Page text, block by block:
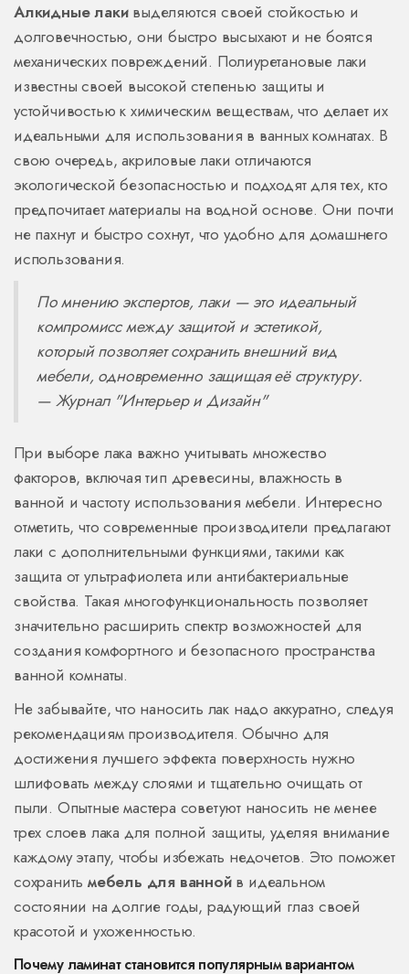
Алкидные лакивыделяются своей стойкостью и
долговечностью, они быстро высыхают и не боятся
механических повреждений. Полиуретановые лаки
известны своей высокой степенью защиты и
устойчивостью к химическим веществам, что делает их
идеальными для использования в ванных комнатах. В
свою очередь, акриловые лаки отличаются
экологической безопасностью и подходят для тех, кто
предпочитает материалы на водной основе. Они почти
не пахнут и быстро сохнут, что удобно для домашнего
использования.
По мнению экспертов, лаки — это идеальный
компромисс между защитой и эстетикой,
который позволяет сохранить внешний вид
мебели, одновременно защищая её структуру.
— Журнал "Интерьер и Дизайн"
При выборе лака важно учитывать множество
факторов, включая тип древесины, влажность в
ванной и частоту использования мебели. Интересно
отметить, что современные производители предлагают
лаки с дополнительными функциями, такими как
защита от ультрафиолета или антибактериальные
свойства. Такая многофункциональность позволяет
значительно расширить спектр возможностей для
создания комфортного и безопасного пространства
ванной комнаты.
Не забывайте, что наносить лак надо аккуратно, следуя
рекомендациям производителя. Обычно для
достижения лучшего эффекта поверхность нужно
шлифовать между слоями и тщательно очищать от
пыли. Опытные мастера советуют наносить не менее
трех слоев лака для полной защиты, уделяя внимание
каждому этапу, чтобы избежать недочетов. Это поможет
сохранить мебель для ваннойв идеальном
состоянии на долгие годы, радующий глаз своей
красотой и ухоженностью.
Почему ламинат становится популярным вариантом